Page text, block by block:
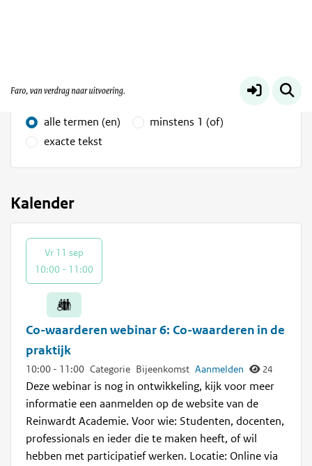
Zoekopties
alle termen (en)
minstens 1 (of)
exacte tekst
Kalender
Co-waarderen webinar 6: Co-waarderen in de
praktijk
10:00 - 11:00 Categorie Bijeenkomst Aanmelden 24
Deze webinar is nog in ontwikkeling, kijk voor meer
informatie een aanmelden op de website van de
Reinwardt Academie. Voor wie: Studenten, docenten,
professionals en ieder die te maken heeft, of wil
hebben met participatief werken. Locatie: Online via
Vr 11 sep
10:00 - 11:00